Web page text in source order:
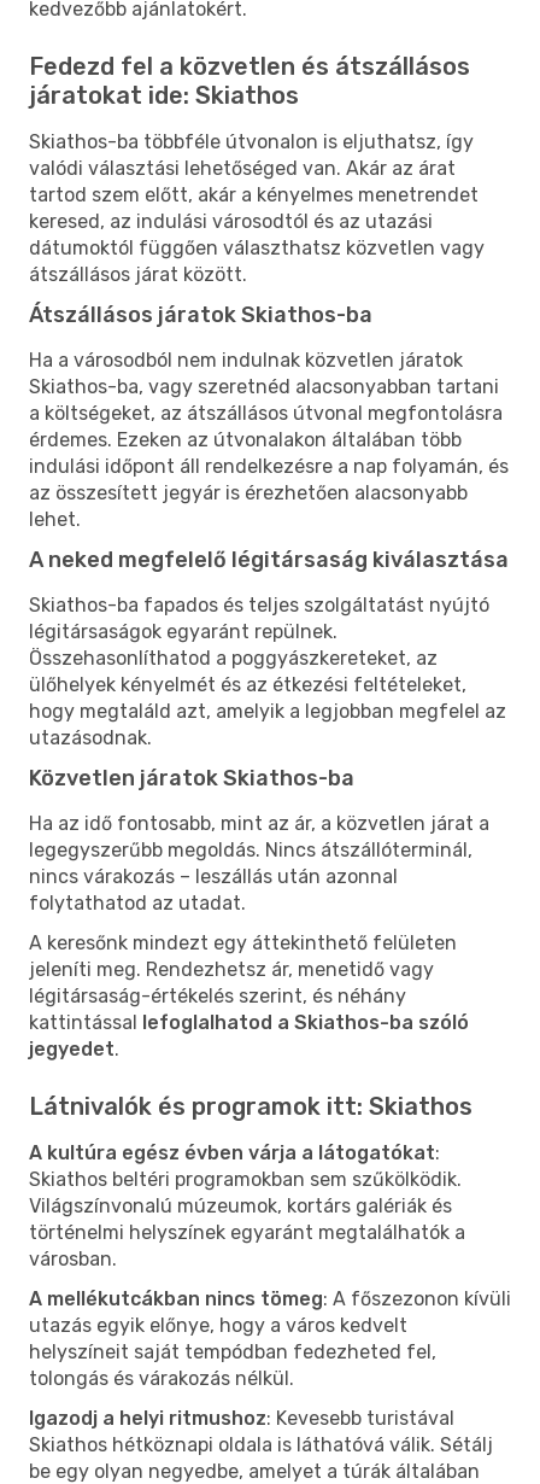
kedvezőbb ajánlatokért.
Fedezd fel a közvetlen és átszállásos
járatokat ide: Skiathos
Skiathos-ba többféle útvonalon is eljuthatsz, így
valódi választási lehetőséged van. Akár az árat
tartod szem előtt, akár a kényelmes menetrendet
keresed, az indulási városodtól és az utazási
dátumoktól függően választhatsz közvetlen vagy
átszállásos járat között.
Átszállásos járatok Skiathos-ba
Ha a városodból nem indulnak közvetlen járatok
Skiathos-ba, vagy szeretnéd alacsonyabban tartani
a költségeket, az átszállásos útvonal megfontolásra
érdemes. Ezeken az útvonalakon általában több
indulási időpont áll rendelkezésre a nap folyamán, és
az összesített jegyár is érezhetően alacsonyabb
lehet.
A neked megfelelő légitársaság kiválasztása
Skiathos-ba fapados és teljes szolgáltatást nyújtó
légitársaságok egyaránt repülnek.
Összehasonlíthatod a poggyászkereteket, az
ülőhelyek kényelmét és az étkezési feltételeket,
hogy megtaláld azt, amelyik a legjobban megfelel az
utazásodnak.
Közvetlen járatok Skiathos-ba
Ha az idő fontosabb, mint az ár, a közvetlen járat a
legegyszerűbb megoldás. Nincs átszállóterminál,
nincs várakozás – leszállás után azonnal
folytathatod az utadat.
A keresőnk mindezt egy áttekinthető felületen
jeleníti meg. Rendezhetsz ár, menetidő vagy
légitársaság-értékelés szerint, és néhány
kattintással lefoglalhatod a Skiathos-ba szóló
jegyedet.
Látnivalók és programok itt: Skiathos
A kultúra egész évben várja a látogatókat:
Skiathos beltéri programokban sem szűkölködik.
Világszínvonalú múzeumok, kortárs galériák és
történelmi helyszínek egyaránt megtalálhatók a
városban.
A mellékutcákban nincs tömeg: A főszezonon kívüli
utazás egyik előnye, hogy a város kedvelt
helyszíneit saját tempódban fedezheted fel,
tolongás és várakozás nélkül.
Igazodj a helyi ritmushoz: Kevesebb turistával
Skiathos hétköznapi oldala is láthatóvá válik. Sétálj
be egy olyan negyedbe, amelyet a túrák általában